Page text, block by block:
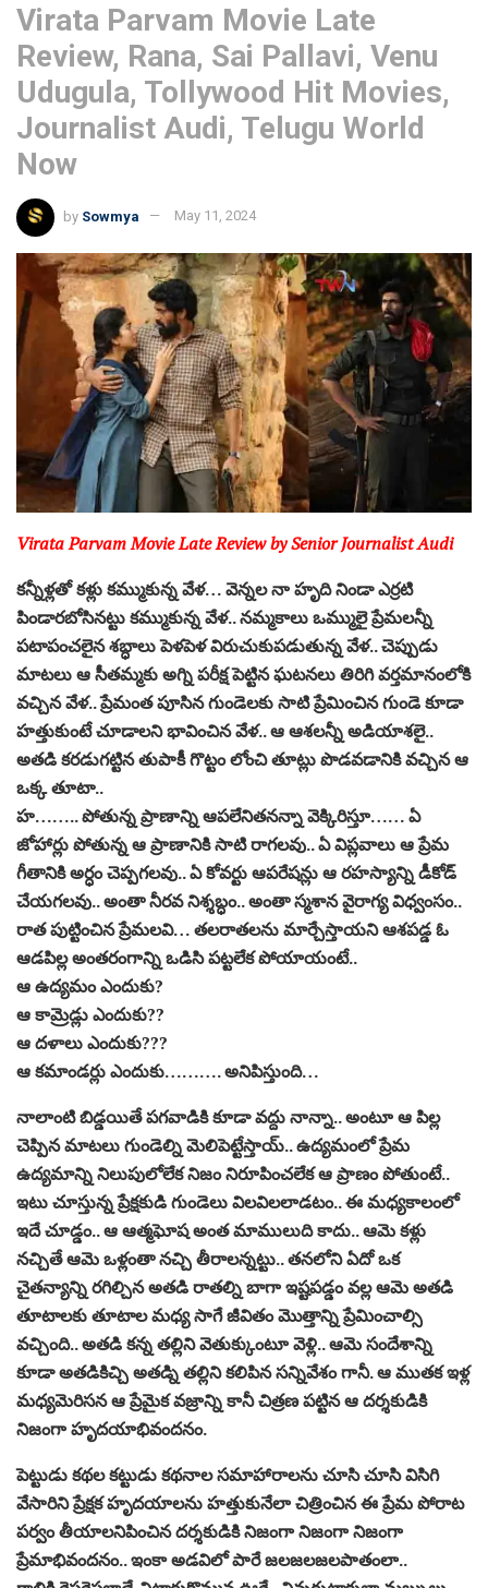
Virata Parvam Movie Late
Review, Rana, Sai Pallavi, Venu
Udugula, Tollywood Hit Movies,
Journalist Audi, Telugu World
Now
by Sowmya May 11, 2024
Virata Parvam Movie Late Review by Senior Journalist Audi
క‌న్నీళ్ల‌తో క‌ళ్లు క‌మ్ముకున్న వేళ‌… వెన్న‌ల నా హృది నిండా ఎర్ర‌టి
పిండార‌బోసిన‌ట్టు క‌మ్ముకున్న వేళ‌.. న‌మ్మ‌కాలు ఒమ్ములై ప్రేమ‌ల‌న్నీ
ప‌టాపంచ‌లైన శ‌బ్ధాలు పెళ‌పెళ విరుచుకుప‌డుతున్న వేళ‌.. చెప్పుడు
మాట‌లు ఆ సీత‌మ్మ‌కు అగ్ని ప‌రీక్ష పెట్టిన ఘ‌ట‌న‌లు తిరిగి వర్త‌మానంలోకి
వచ్చిన వేళ‌.. ప్రేమంత పూసిన గుండెల‌కు సాటి ప్రేమించిన గుండె కూడా
హ‌త్తుకుంటే చూడాల‌ని భావించిన వేళ‌.. ఆ ఆశ‌ల‌న్నీ అడియాశ‌లై..
అత‌డి క‌ర‌డుగ‌ట్టిన తుపాకీ గొట్టం లోంచి తూట్లు పొడ‌వ‌డానికి వ‌చ్చిన‌ ఆ
ఒక్క తూటా..
హ‌…….. పోతున్న ప్రాణాన్ని ఆప‌లేనిత‌న‌న్నా వెక్కిరిస్తూ…… ఏ
జోహార్లు పోతున్న‌ ఆ ప్రాణానికి సాటి రాగ‌ల‌వు.. ఏ విప్ల‌వాలు ఆ ప్రేమ
గీతానికి అర్ధం చెప్ప‌గ‌ల‌వు.. ఏ కోవ‌ర్టు ఆప‌రేష‌న్లు ఆ ర‌హ‌స్యాన్ని డీకోడ్
చేయ‌గ‌ల‌వు.. అంతా నీర‌వ నిశ్శ‌బ్ధం.. అంతా స్మ‌శాన వైరాగ్య విధ్వంసం..
రాత పుట్టించిన ప్రేమ‌ల‌వి… త‌ల‌రాత‌ల‌ను మార్చేస్తాయ‌ని ఆశ‌ప‌డ్డ ఓ
ఆడ‌పిల్ల అంత‌రంగాన్ని ఒడిసి ప‌ట్ట‌లేక పోయాయంటే..
ఆ ఉద్య‌మం ఎందుకు?
ఆ కామ్రెడ్లు ఎందుకు??
ఆ ద‌ళాలు ఎందుకు???
ఆ క‌మాండ‌ర్లు ఎందుకు………. అనిపిస్తుంది…
నాలాంటి బిడ్డ‌యితే ప‌గ‌వాడికి కూడా వ‌ద్దు నాన్నా.. అంటూ ఆ పిల్ల
చెప్పిన మాట‌లు గుండెల్ని మెలిపెట్టేస్తాయ్.. ఉద్య‌మంలో ప్రేమ
ఉద్య‌మాన్ని నిలుపులోలేక నిజం నిరూపించ‌లేక‌ ఆ ప్రాణం పోతుంటే..
ఇటు చూస్తున్న ప్రేక్ష‌కుడి గుండెలు విల‌విల‌లాడ‌టం.. ఈ మ‌ధ్య‌కాలంలో
ఇదే చూడ్డం.. ఆ ఆత్మ‌ఘోష అంత మాములుది కాదు.. ఆమె క‌ళ్లు
న‌చ్చితే ఆమె ఒళ్లంతా న‌చ్చి తీరాల‌న్న‌ట్టు.. త‌న‌లోని ఏదో ఒక
చైత‌న్యాన్ని ర‌గిల్చిన అత‌డి రాత‌ల్ని బాగా ఇష్ట‌ప‌డ్డం వ‌ల్ల‌ ఆమె అత‌డి
తూటాల‌కు తూటాల మ‌ధ్య సాగే జీవితం మొత్తాన్ని ప్రేమించాల్సి
వ‌చ్చింది.. అత‌డి క‌న్న త‌ల్లిని వెతుక్కుంటూ వెళ్లి.. ఆమె సందేశాన్ని
కూడా అత‌డికిచ్చి అత‌డ్ని త‌ల్లిని క‌లిపిన స‌న్నివేశం గానీ. ఆ ముత‌క ఇళ్ల
మధ్య‌మెరిస‌న ఆ ప్రేమైక వ‌జ్రాన్ని కానీ చిత్ర‌ణ ప‌ట్టిన ఆ ద‌ర్శ‌కుడికి
నిజంగా హృద‌యాభివంద‌నం.
పెట్టుడు క‌థ‌ల‌ క‌ట్టుడు క‌థ‌నాల‌ స‌మాహారాల‌ను చూసి చూసి విసిగి
వేసారిని ప్రేక్ష‌క హృద‌యాల‌ను హ‌త్తుకునేలా చిత్రించిన‌ ఈ ప్రేమ పోరాట
ప‌ర్వం తీయాల‌నిపించిన ద‌ర్శ‌కుడికి నిజంగా నిజంగా నిజంగా
ప్రేమాభివంద‌నం.. ఇంకా అడ‌విలో పారే జ‌ల‌జ‌ల‌జ‌ల‌పాతంలా..